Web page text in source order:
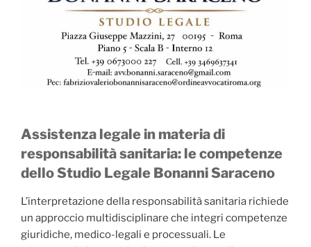
Assistenza legale in materia di
responsabilità sanitaria: le competenze
dello Studio Legale Bonanni Saraceno
L’interpretazione della responsabilità sanitaria richiede
un approccio multidisciplinare che integri competenze
giuridiche, medico-legali e processuali. Le